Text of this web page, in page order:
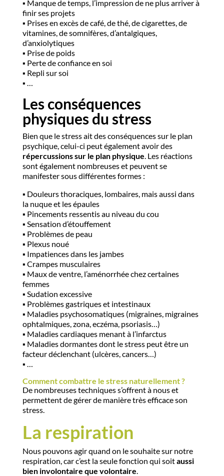
▪️​ Manque de temps, l’impression de ne plus arriver à
finir ses projets
▪️​ Prises en excès de café, de thé, de cigarettes, de
vitamines, de somnifères, d’antalgiques,
d’anxiolytiques
▪️​ Prise de poids
▪️​ Perte de confiance en soi
▪️​ Repli sur soi
▪️​ …
Les conséquences
physiques du stress
Bien que le stress ait des conséquences sur le plan
psychique, celui-ci peut également avoir des
répercussions sur le plan physique. Les réactions
sont également nombreuses et peuvent se
manifester sous différentes formes :
▪️​ Douleurs thoraciques, lombaires, mais aussi dans
la nuque et les épaules
▪️​ Pincements ressentis au niveau du cou
▪️​ Sensation d’étouffement
▪️​ Problèmes de peau
▪️​ Plexus noué
▪️​ Impatiences dans les jambes
▪️​ Crampes musculaires
▪️​ Maux de ventre, l’aménorrhée chez certaines
femmes
▪️​ Sudation excessive
▪️​ Problèmes gastriques et intestinaux
▪️​ Maladies psychosomatiques (migraines, migraines
ophtalmiques, zona, eczéma, psoriasis…)
▪️​ Maladies cardiaques menant à l’infarctus
▪️ ​Maladies dormantes dont le stress peut être un
facteur déclenchant (ulcères, cancers…)
▪️​ …
Comment combattre le stress naturellement ?
De nombreuses techniques s’offrent à nous et
permettent de gérer de manière très efficace son
stress.
La respiration
Nous pouvons agir quand on le souhaite sur notre
respiration, car c’est la seule fonction qui soitaussi
bien involontaire que volontaire.